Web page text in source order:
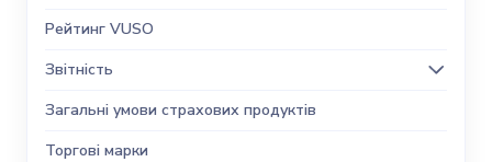
Рейтинг VUSO
Звітність
Загальні умови страхових продуктів
Торгові марки